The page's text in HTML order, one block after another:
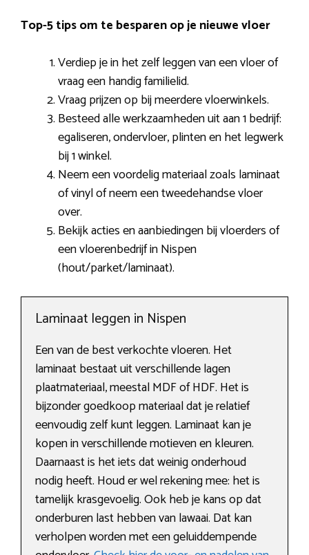
Top-5 tips om te besparen op je nieuwe vloer
Verdiep je in het zelf leggen van een vloer of
vraag een handig familielid.
Vraag prijzen op bij meerdere vloerwinkels.
Besteed alle werkzaamheden uit aan 1 bedrijf:
egaliseren, ondervloer, plinten en het legwerk
bij 1 winkel.
Neem een voordelig materiaal zoals laminaat
of vinyl of neem een tweedehandse vloer
over.
Bekijk acties en aanbiedingen bij vloerders of
een vloerenbedrijf in Nispen
(hout/parket/laminaat).
Laminaat leggen in Nispen
Een van de best verkochte vloeren. Het
laminaat bestaat uit verschillende lagen
plaatmateriaal, meestal MDF of HDF. Het is
bijzonder goedkoop materiaal dat je relatief
eenvoudig zelf kunt leggen. Laminaat kan je
kopen in verschillende motieven en kleuren.
Daarnaast is het iets dat weinig onderhoud
nodig heeft. Houd er wel rekening mee: het is
tamelijk krasgevoelig. Ook heb je kans op dat
onderburen last hebben van lawaai. Dat kan
verholpen worden met een geluiddempende